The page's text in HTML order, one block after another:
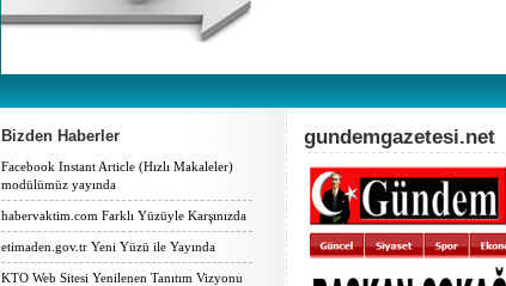
Bizden Haberler
Facebook Instant Article (Hızlı Makaleler)
modülümüz yayında
habervaktim.com Farklı Yüzüyle Karşınızda
etimaden.gov.tr Yeni Yüzü ile Yayında
KTO Web Sitesi Yenilenen Tanıtım Vizyonu
gundemgazetesi.net